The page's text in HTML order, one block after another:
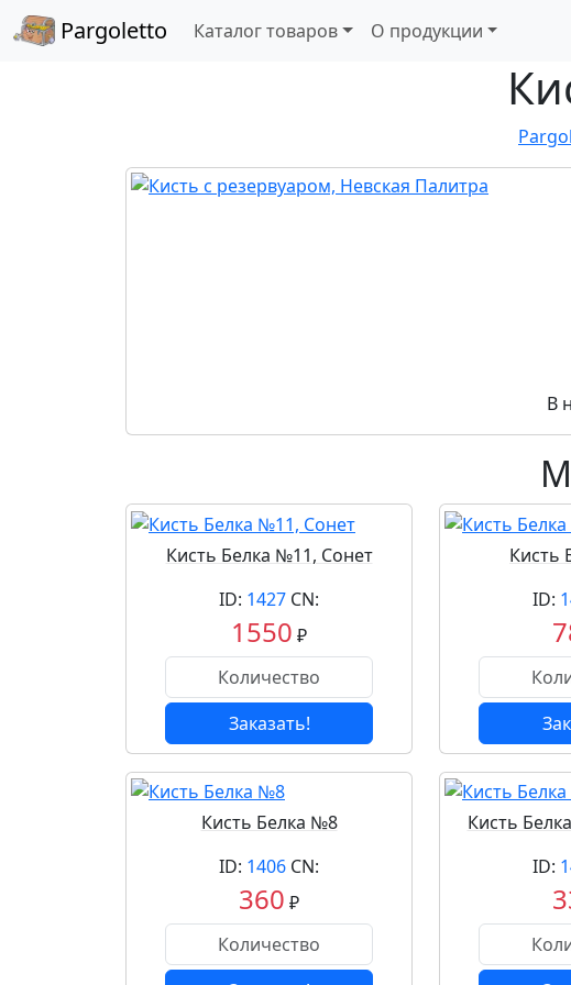
Pargoletto Каталог товаров О продукции
В
Кисть Белка №11, Сонет
ID: 1427 CN:
1550 ₽
Заказать!
Кисть
ID:
Кисть Белка №8
ID: 1406 CN:
360 ₽
Кисть
ID: